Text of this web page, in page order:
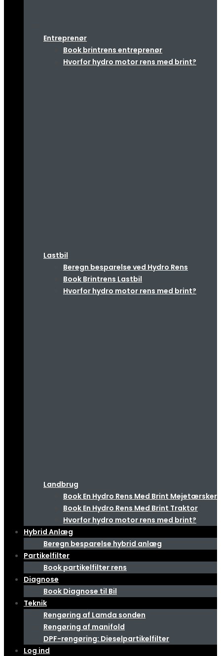
Entreprenør
Book brintrens entreprenør
Hvorfor hydro motor rens med brint?
Lastbil
Beregn besparelse ved Hydro Rens
Book Brintrens Lastbil
Hvorfor hydro motor rens med brint?
Landbrug
Book En Hydro Rens Med Brint Mejetærsker
Book En Hydro Rens Med Brint Traktor
Hvorfor hydro motor rens med brint?
Hybrid Anlæg
Beregn besparelse hybrid anlæg
Partikelfilter
Book partikelfilter rens
Diagnose
Book Diagnose til Bil
Teknik
Rengøring af Lamda sonden
Rengøring af manifold
DPF-rengøring: Dieselpartikelfilter
Log ind